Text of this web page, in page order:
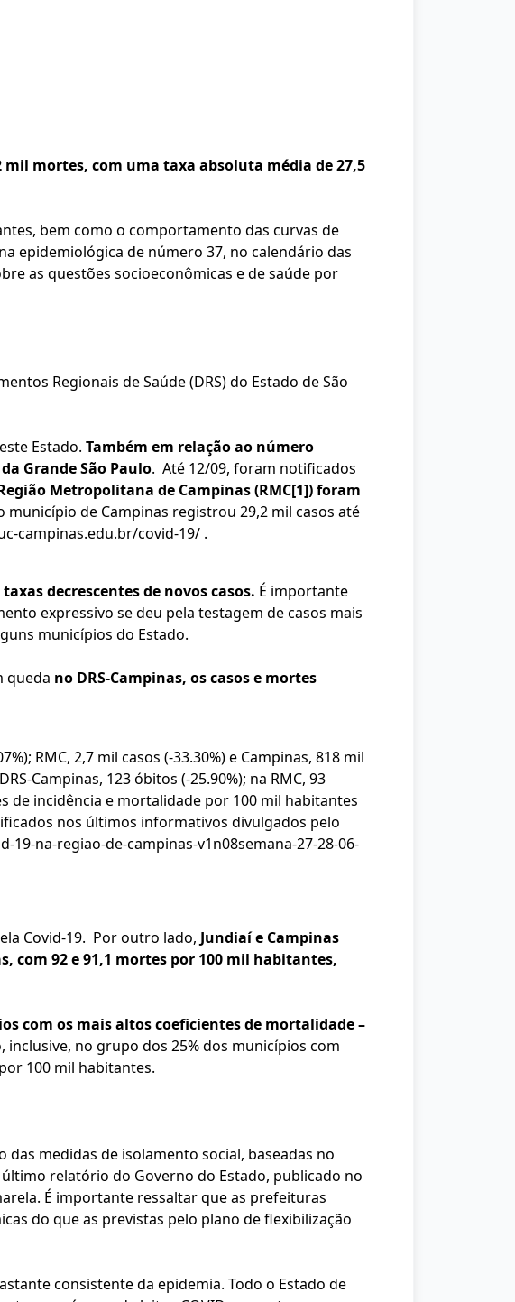
mil mortes, com uma taxa absoluta média de 27,5
bem como o comportamento das curvas de
epidemiológica de número 37, no calendário das
as questões socioeconômicas e de saúde por
Regionais de Saúde (DRS) do Estado de São
Estado. Também em relação ao número
Grande São Paulo. Até 12/09, foram notificados
Metropolitana de Campinas (RMC[1]) foram
município de Campinas registrou 29,2 mil casos até
campinas.edu.br/covid-19/ .
decrescentes de novos casos. É importante
expressivo se deu pela testagem de casos mais
municípios do Estado.
queda no DRS-Campinas, os casos e mortes
RMC, 2,7 mil casos (-33.30%) e Campinas, 818 mil
Campinas, 123 óbitos (-25.90%); na RMC, 93
de incidência e mortalidade por 100 mil habitantes
nos últimos informativos divulgados pelo
na-regiao-de-campinas-v1n08semana-27-28-06-
Covid-19. Por outro lado, Jundiaí e Campinas
com 92 e 91,1 mortes por 100 mil habitantes,
com os mais altos coeficientes de mortalidade –
no grupo dos 25% dos municípios com
100 mil habitantes.
medidas de isolamento social, baseadas no
relatório do Governo do Estado, publicado no
É importante ressaltar que as prefeituras
do que as previstas pelo plano de flexibilização
consistente da epidemia. Todo o Estado de